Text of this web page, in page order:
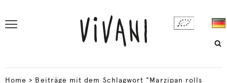
Home > Beiträge mit dem Schlagwort "Marzipan rolls